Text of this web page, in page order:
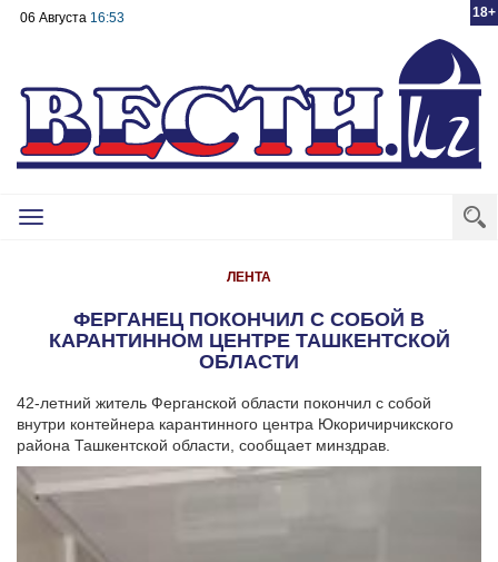
18+
06 Августа 16:53
Toggle
ЛЕНТА
ФЕРГАНЕЦ ПОКОНЧИЛ С СОБОЙ В
КАРАНТИННОМ ЦЕНТРЕ ТАШКЕНТСКОЙ
ОБЛАСТИ
42-летний житель Ферганской области покончил с собой
внутри контейнера карантинного центра Юкоричирчикского
района Ташкентской области, сообщает минздрав.